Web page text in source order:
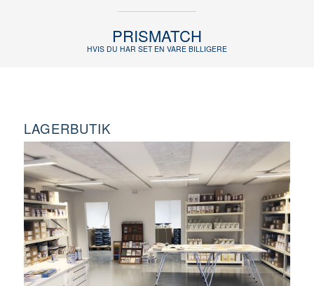
PRISMATCH
HVIS DU HAR SET EN VARE BILLIGERE
LAGERBUTIK